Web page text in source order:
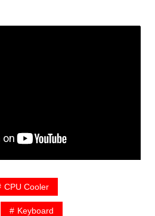
CPU Cooler
Keyboard